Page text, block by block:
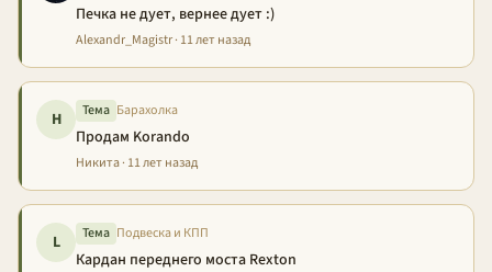
Печка не дует, вернее дует :)
Alexandr_Magistr · 11 лет назад
Н Тема Барахолка
Продам Korando
Никита · 11 лет назад
L Тема Подвеска и КПП
Кардан переднего моста Rexton